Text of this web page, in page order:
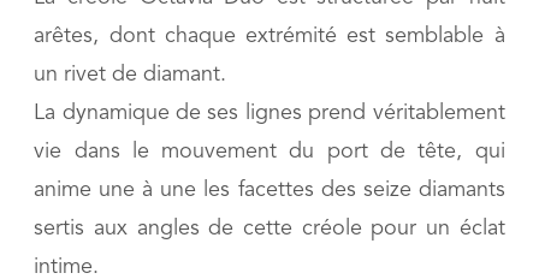
arêtes, dont chaque extrémité est semblable à
un rivet de diamant.
La dynamique de ses lignes prend véritablement
vie dans le mouvement du port de tête, qui
anime une à une les facettes des seize diamants
sertis aux angles de cette créole pour un éclat
intime.